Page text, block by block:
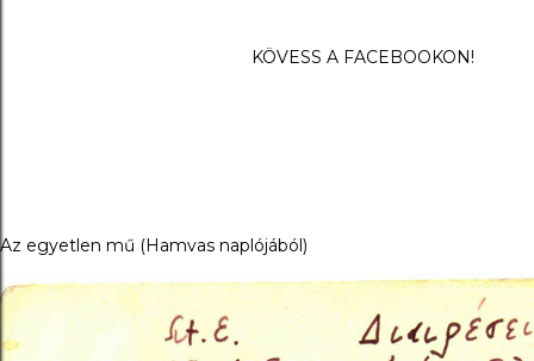
KÖVESS A FACEBOOKON!
Az egyetlen mű (Hamvas naplójából)